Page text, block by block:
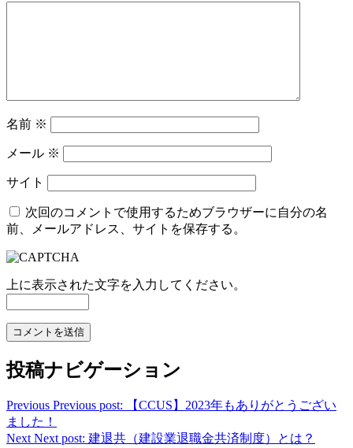
名前 ※
メール ※
サイト
次回のコメントで使用するためブラウザーに自分の名
前、メールアドレス、サイトを保存する。
上に表示された文字を入力してください。
投稿ナビゲーション
Previous Previous post:
【CCUS】2023年もありがとうござい
ました！
Next Next post: 建退共（建設業退職金共済制度）とは？